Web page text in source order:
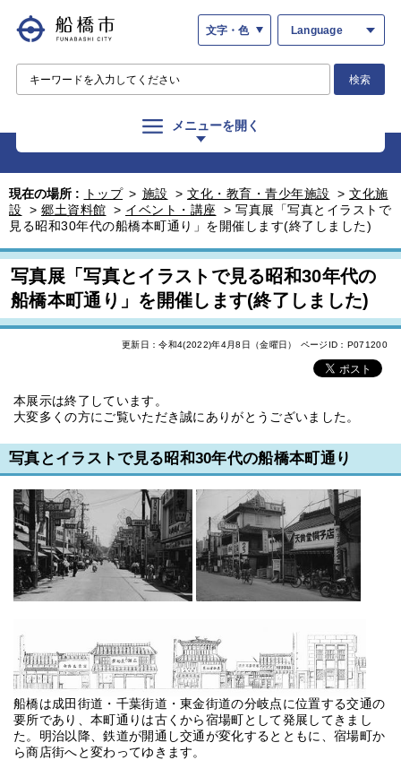
文字・色 Language
検索
メニューを開く
現在の場所 : トップ > 施設 > 文化・教育・青少年施設 > 文化施
設
> 郷土資料館 > イベント・講座 > 写真展「写真とイラストで
見る昭和30年代の船橋本町通り」を開催します(終了しました)
写真展「写真とイラストで見る昭和30年代の
船橋本町通り」を開催します(終了しました)
更新日：令和4(2022)年4月8日（金曜日） ページID：P071200
本展示は終了しています。
大変多くの方にご覧いただき誠にありがとうございました。
写真とイラストで見る昭和30年代の船橋本町通り
船橋は成田街道・千葉街道・東金街道の分岐点に位置する交通の
要所であり、本町通りは古くから宿場町として発展してきまし
た。明治以降、鉄道が開通し交通が変化するとともに、宿場町か
ら商店街へと変わってゆきます。